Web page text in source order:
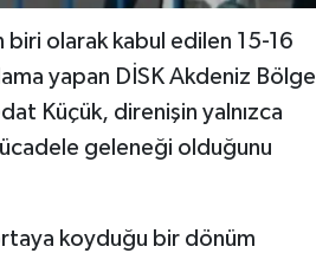
biri olarak kabul edilen 15-16
yapan DİSK Akdeniz Bölge
Küçük, direnişin yalnızca
geleneği olduğunu
koyduğu bir dönüm